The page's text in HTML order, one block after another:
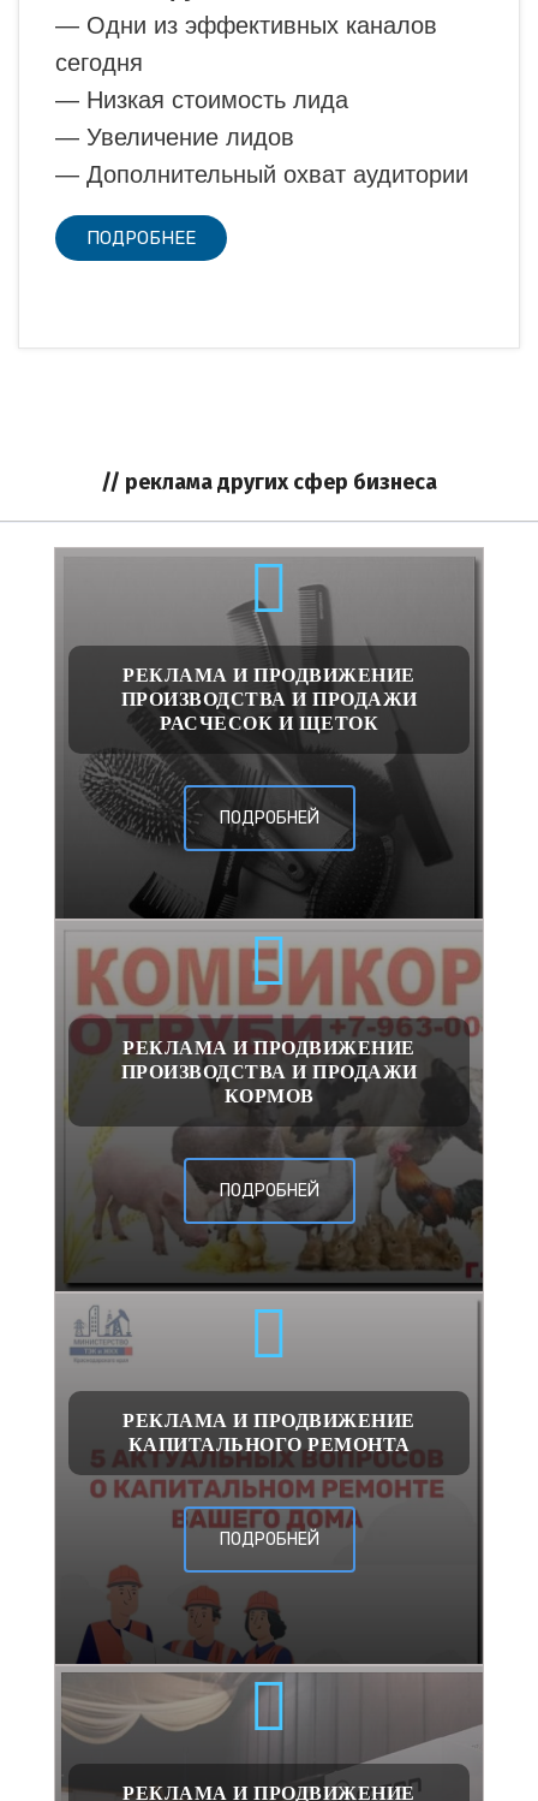
— Одни из эффективных каналов
сегодня
— Низкая стоимость лида
— Увеличение лидов
— Дополнительный охват аудитории
ПОДРОБНЕЕ
// реклама других сфер бизнеса
РЕКЛАМА И ПРОДВИЖЕНИЕ
ПРОИЗВОДСТВА И ПРОДАЖИ
РАСЧЕСОК И ЩЕТОК
ПОДРОБНЕЙ
РЕКЛАМА И ПРОДВИЖЕНИЕ
ПРОИЗВОДСТВА И ПРОДАЖИ
КОРМОВ
ПОДРОБНЕЙ
РЕКЛАМА И ПРОДВИЖЕНИЕ
КАПИТАЛЬНОГО РЕМОНТА
ПОДРОБНЕЙ
РЕКЛАМА И ПРОДВИЖЕНИЕ